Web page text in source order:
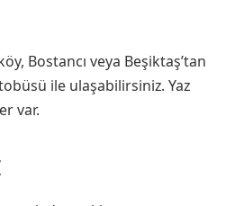
Bostancı veya Beşiktaş’tan
ile ulaşabilirsiniz. Yaz
var.